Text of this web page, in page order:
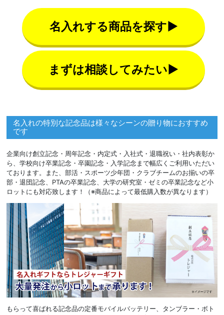
名入れする商品を探す▶
まずは相談してみたい▶
名入れの特別な記念品は様々なシーンの贈り物におすすめ
です
企業向け創立記念・周年記念・内定式・入社式・退職祝い・社内表彰か
ら、学校向け卒業記念・卒園記念・入学記念まで幅広くご利用いただい
ております。また、部活・スポーツ少年団・クラブチームのお揃いの卒
部・退団記念、PTAの卒業記念、大学の研究室・ゼミの卒業記念など小
ロットにも対応致します！（※商品によって最低購入数が異なります）
もらって喜ばれる記念品の定番モバイルバッテリー、タンブラー・ボト